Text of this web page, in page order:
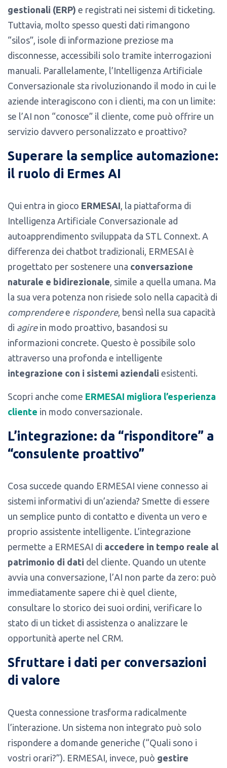
gestionali (ERP) e registrati nei sistemi di ticketing.
Tuttavia, molto spesso questi dati rimangono
“silos”, isole di informazione preziose ma
disconnesse, accessibili solo tramite interrogazioni
manuali. Parallelamente, l’Intelligenza Artificiale
Conversazionale sta rivoluzionando il modo in cui le
aziende interagiscono con i clienti, ma con un limite:
se l’AI non “conosce” il cliente, come può offrire un
servizio davvero personalizzato e proattivo?
Superare la semplice automazione:
il ruolo di Ermes AI
Qui entra in gioco ERMESAI, la piattaforma di
Intelligenza Artificiale Conversazionale ad
autoapprendimento sviluppata da STL Connext. A
differenza dei chatbot tradizionali, ERMESAI è
progettato per sostenere una conversazione
naturale e bidirezionale, simile a quella umana. Ma
la sua vera potenza non risiede solo nella capacità di
comprenderee rispondere, bensì nella sua capacità
di agirein modo proattivo, basandosi su
informazioni concrete. Questo è possibile solo
attraverso una profonda e intelligente
integrazione con i sistemi aziendali esistenti.
Scopri anche come ERMESAI migliora l’esperienza
cliente in modo conversazionale.
L’integrazione: da “risponditore” a
“consulente proattivo”
Cosa succede quando ERMESAI viene connesso ai
sistemi informativi di un’azienda? Smette di essere
un semplice punto di contatto e diventa un vero e
proprio assistente intelligente. L’integrazione
permette a ERMESAI di accedere in tempo reale al
patrimonio di dati del cliente. Quando un utente
avvia una conversazione, l’AI non parte da zero: può
immediatamente sapere chi è quel cliente,
consultare lo storico dei suoi ordini, verificare lo
stato di un ticket di assistenza o analizzare le
opportunità aperte nel CRM.
Sfruttare i dati per conversazioni
di valore
Questa connessione trasforma radicalmente
l’interazione. Un sistema non integrato può solo
rispondere a domande generiche (“Quali sono i
vostri orari?”). ERMESAI, invece, può gestire